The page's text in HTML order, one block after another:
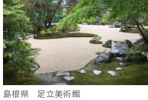
島根県 足立美術館